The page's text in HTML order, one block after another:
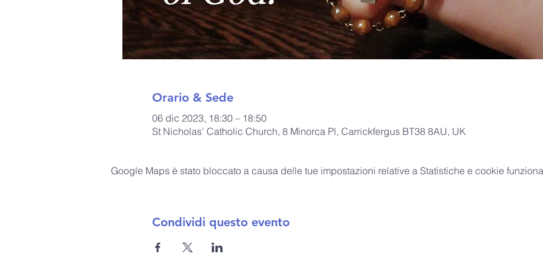
Orario & Sede
06 dic 2023, 18:30 – 18:50
St Nicholas' Catholic Church, 8 Minorca Pl, Carrickfergus BT38 8AU, UK
Google Maps è stato bloccato a causa delle tue impostazioni relative a Statistiche e cookie
Condividi questo evento